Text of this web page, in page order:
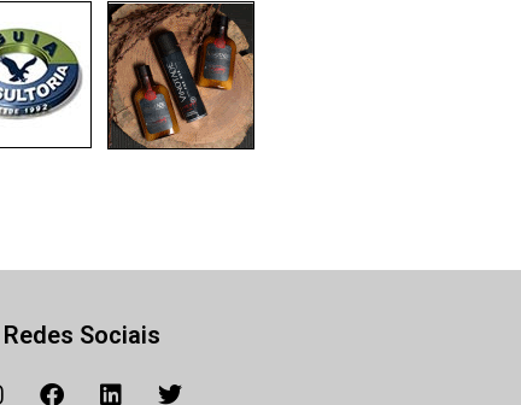
Redes Sociais